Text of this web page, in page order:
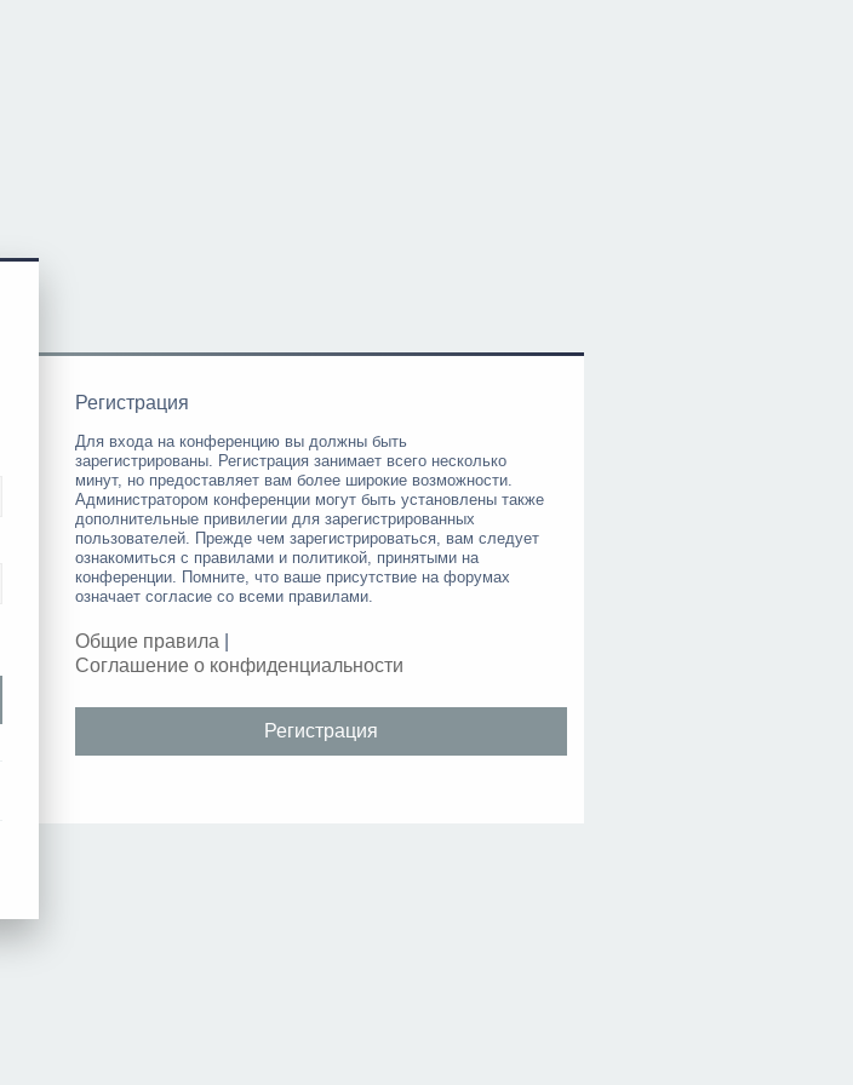
Регистрация
Для входа на конференцию вы должны быть
зарегистрированы. Регистрация занимает всего несколько
минут, но предоставляет вам более широкие возможности.
Администратором конференции могут быть установлены также
дополнительные привилегии для зарегистрированных
пользователей. Прежде чем зарегистрироваться, вам следует
ознакомиться с правилами и политикой, принятыми на
конференции. Помните, что ваше присутствие на форумах
означает согласие со всеми правилами.
Общие правила
Соглашение о конфиденциальности
Регистрация